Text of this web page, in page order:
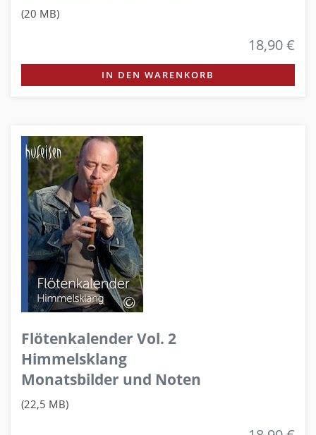
(20 MB)
18,90 €
IN DEN WARENKORB
Flötenkalender Vol. 2
Himmelsklang
Monatsbilder und Noten
(22,5 MB)